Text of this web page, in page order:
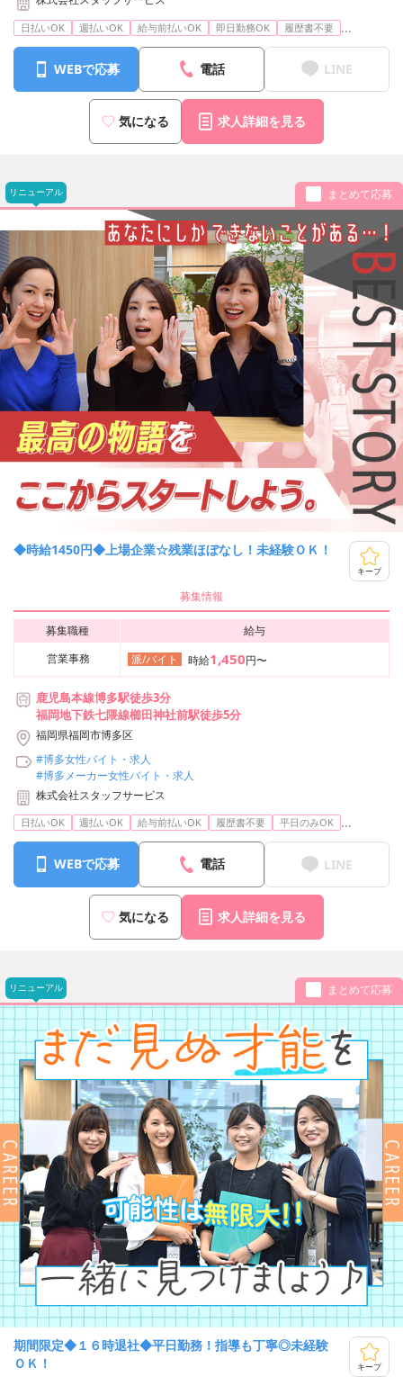
日払いOK 週払いOK 給与前払いOK 即日勤務OK 履歴書不要 ...
WEBで応募 電話 LINE
気になる 求人詳細を見る
リニューアル まとめて応募
◆時給1450円◆上場企業☆残業ほぼなし！未経験ＯＫ！
キープ
募集情報
募集職種
給与
営業事務
派/バイト 時給1,450円〜
鹿児島本線博多駅徒歩3分
福岡地下鉄七隈線櫛田神社前駅徒歩5分
福岡県福岡市博多区
#博多女性バイト・求人
#博多メーカー女性バイト・求人
株式会社スタッフサービス
日払いOK 週払いOK 給与前払いOK 履歴書不要 平日のみOK ...
WEBで応募 電話 LINE
気になる 求人詳細を見る
リニューアル まとめて応募
期間限定◆１６時退社◆平日勤務！指導も丁寧◎未経験
ＯＫ！
キープ